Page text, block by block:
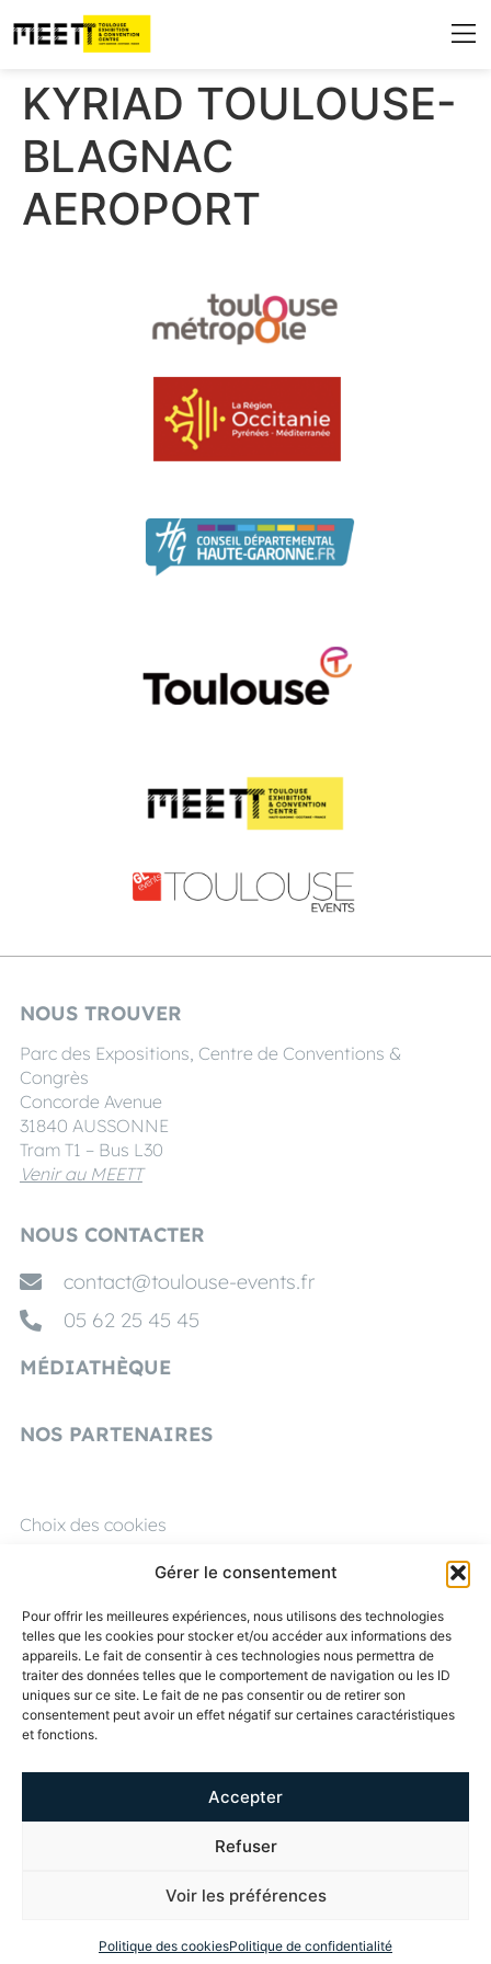
Gérer le consentement
Pour offrir les meilleures expériences, nous utilisons des technologies
telles que les cookies pour stocker et/ou accéder aux informations des
appareils. Le fait de consentir à ces technologies nous permettra de
traiter des données telles que le comportement de navigation ou les ID
uniques sur ce site. Le fait de ne pas consentir ou de retirer son
consentement peut avoir un effet négatif sur certaines caractéristiques
et fonctions.
Accepter
Refuser
Voir les préférences
Politique des cookiesPolitique de confidentialité
KYRIAD TOULOUSE-
BLAGNAC
AEROPORT
NOUS TROUVER
Parc des Expositions, Centre de Conventions &
Congrès
Concorde Avenue
31840 AUSSONNE
Tram T1 – Bus L30
Venir au MEETT
NOUS CONTACTER
contact@toulouse-events.fr
05 62 25 45 45
MÉDIATHÈQUE
NOS PARTENAIRES
Choix des cookies
Mentions légales
Politique de confidentialité
Éthique & conformité
SUIVEZ-NOUS